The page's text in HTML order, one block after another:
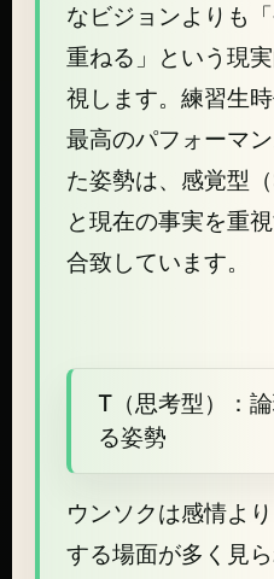
なビジョンよりも
重ねる」という現
視します。練習生
最高のパフォーマ
た姿勢は、感覚型
と現在の事実を重
合致しています。
T（思考型）：
る姿勢
ウンソクは感情よ
する場面が多く見